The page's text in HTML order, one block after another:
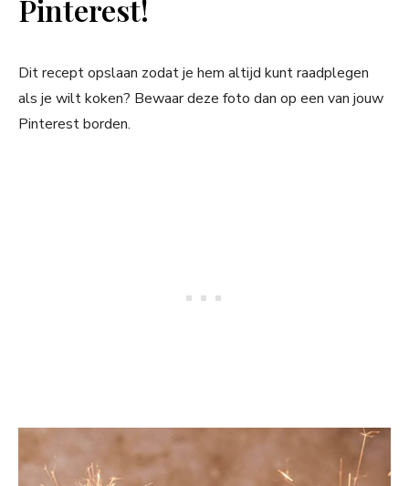
Pinterest!
Dit recept opslaan zodat je hem altijd kunt raadplegen
als je wilt koken? Bewaar deze foto dan op een van jouw
Pinterest borden.